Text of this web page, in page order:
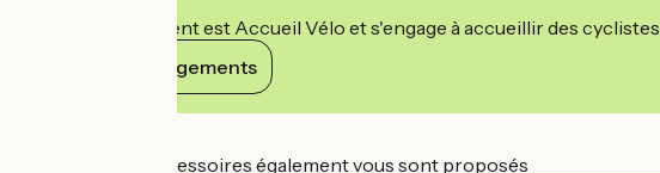
Cet établissement est Accueil Vélo et s'engage à accueillir des cyclistes.
Voir ses engagements
De nombreux accessoires également vous sont proposés